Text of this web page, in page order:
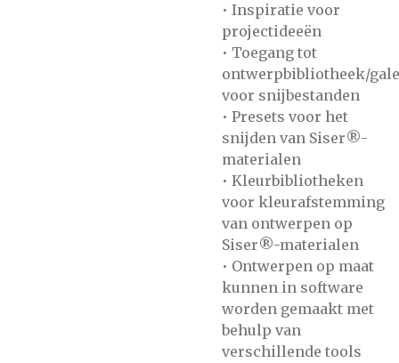
• Inspiratie voor
projectideeën
• Toegang tot
ontwerpbibliotheek/
voor snijbestanden
• Presets voor het
snijden van Siser®-
materialen
• Kleurbibliotheken
voor kleurafstemming
van ontwerpen op
Siser®-materialen
• Ontwerpen op maat
kunnen in software
worden gemaakt met
behulp van
verschillende tools